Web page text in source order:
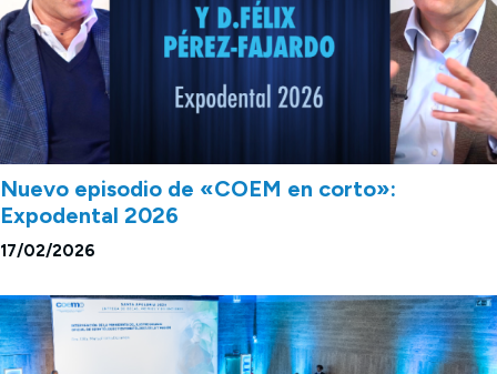
Nuevo episodio de «COEM en corto»:
Expodental 2026
17/02/2026